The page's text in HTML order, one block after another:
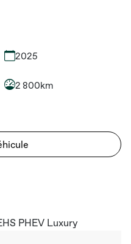
2025
2 800km